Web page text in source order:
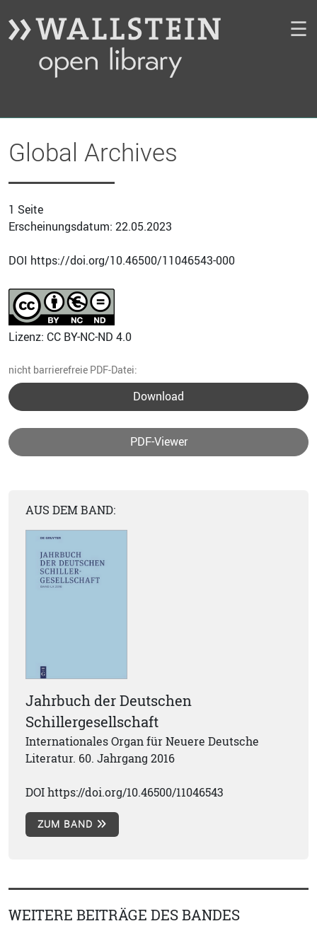
☰
Global Archives
1 Seite
Erscheinungsdatum: 22.05.2023
DOI https://doi.org/10.46500/11046543-000
Lizenz: CC BY-NC-ND 4.0
nicht barrierefreie PDF-Datei:
Download
PDF-Viewer
AUS DEM BAND:
Jahrbuch der Deutschen
Schillergesellschaft
Internationales Organ für Neuere Deutsche
Literatur. 60. Jahrgang 2016
DOI https://doi.org/10.46500/11046543
ZUM BAND
WEITERE BEITRÄGE DES BANDES